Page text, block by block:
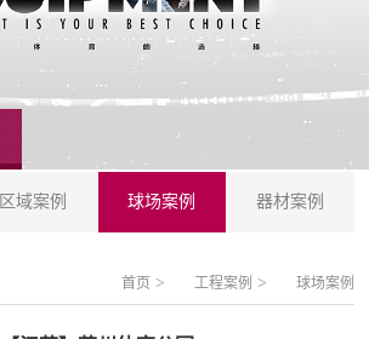
区域案例 球场案例 器材案例
首页 > 工程案例 > 球场案例